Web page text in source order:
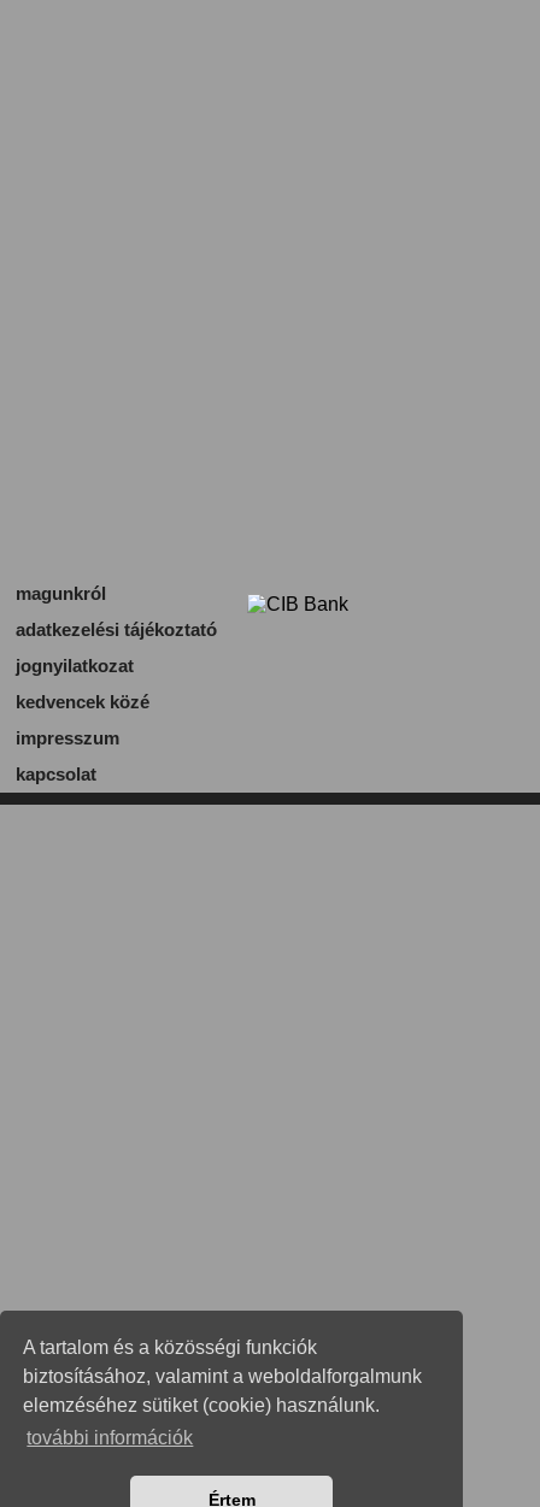
A tartalom és a közösségi funkciók
biztosításához, valamint a weboldalforgalmunk
elemzéséhez sütiket (cookie) használunk.
további információk
Értem
magunkról
adatkezelési tájékoztató
jognyilatkozat
kedvencek közé
impresszum
kapcsolat